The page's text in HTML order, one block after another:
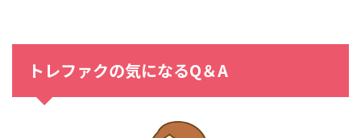
トレファクの気になるQ＆A